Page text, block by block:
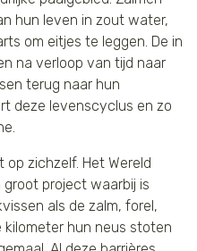
hun leven in zout water,
om eitjes te leggen. De in
na verloop van tijd naar
terug naar hun
deze levenscyclus en zo
zichzelf. Het Wereld
groot project waarbij is
als de zalm, forel,
kilometer hun neus stoten